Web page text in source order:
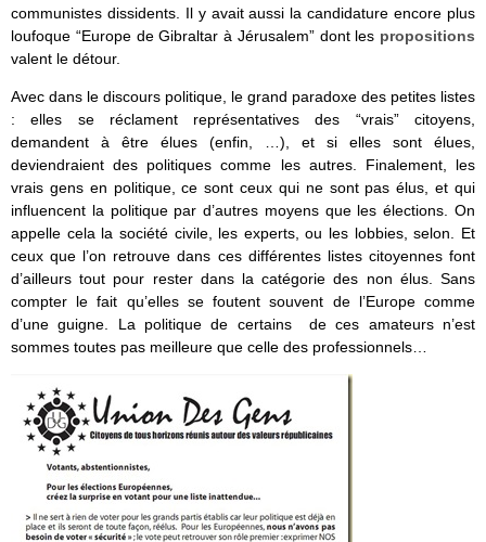
communistes dissidents. Il y avait aussi la candidature encore plus
loufoque “Europe de Gibraltar à Jérusalem” dont les propositions
valent le détour.
Avec dans le discours politique, le grand paradoxe des petites listes
: elles se réclament représentatives des “vrais” citoyens,
demandent à être élues (enfin, …), et si elles sont élues,
deviendraient des politiques comme les autres. Finalement, les
vrais gens en politique, ce sont ceux qui ne sont pas élus, et qui
influencent la politique par d’autres moyens que les élections. On
appelle cela la société civile, les experts, ou les lobbies, selon. Et
ceux que l’on retrouve dans ces différentes listes citoyennes font
d’ailleurs tout pour rester dans la catégorie des non élus. Sans
compter le fait qu’elles se foutent souvent de l’Europe comme
d’une guigne. La politique de certains de ces amateurs n’est
sommes toutes pas meilleure que celle des professionnels…